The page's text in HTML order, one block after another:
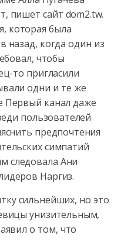
пишет сайт dom2.tw.
которая была
назад, когда один из
чтобы
то пригласили
одни и те же
Первый канал даже
пользователей
предпочтения
симпатий
следовала Ани
Наргиз.
сильнейших, но это
унизительным,
о том, что